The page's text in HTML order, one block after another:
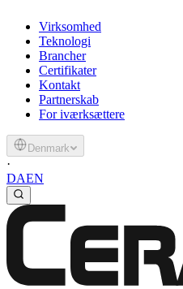
Virksomhed
Teknologi
Brancher
Certifikater
Kontakt
Partnerskab
For iværksættere
Denmark
·
DAEN